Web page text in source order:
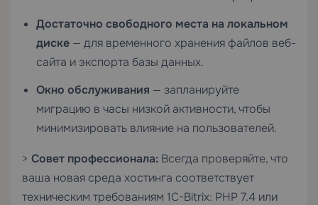
Достаточно свободного места на локальном
диске — для временного хранения файлов веб-
сайта и экспорта базы данных.
Окно обслуживания — запланируйте
миграцию в часы низкой активности, чтобы
минимизировать влияние на пользователей.
> Совет профессионала: Всегда проверяйте, что
ваша новая среда хостинга соответствует
техническим требованиям 1C-Bitrix: PHP 7.4 или